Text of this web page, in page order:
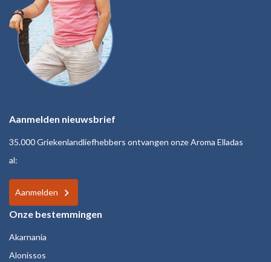
Aanmelden nieuwsbrief
35.000 Griekenlandliefhebbers ontvangen onze Aroma Elladas
al:
Aanmelden
Onze bestemmingen
Akarnania
Alonissos